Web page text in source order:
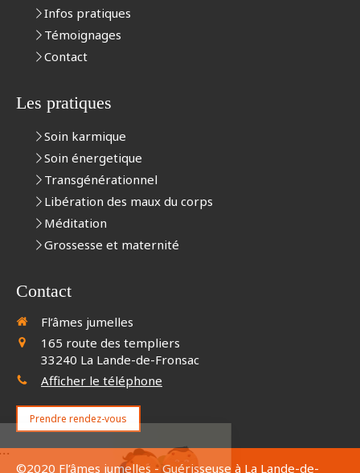
Infos pratiques
Témoignages
Contact
Les pratiques
Soin karmique
Soin énergetique
Transgénérationnel
Libération des maux du corps
Méditation
Grossesse et maternité
Contact
Fl’âmes jumelles
165 route des templiers
33240 La Lande-de-Fronsac
Afficher le téléphone
Prendre rendez-vous
©2020 Fl’âmes jumelles - Guérisseuse à La Lande-de-
nous...